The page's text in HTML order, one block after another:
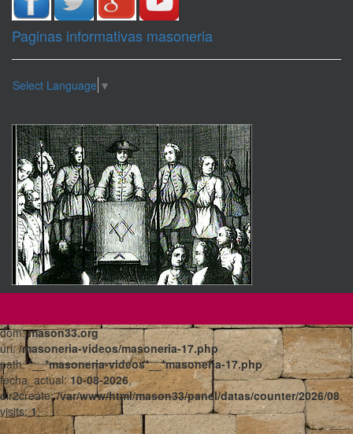
Paginas informativas masoneria
Select Language ▼
dom:mason33.org
uri:/masoneria-videos/masoneria-17.php
path:*__*masoneria-videos*__*masoneria-17.php
fecha_actual:10-08-2026,
dir2create:/var/www/html/mason33/panel/datas/counter/2026/08,
visits:1,